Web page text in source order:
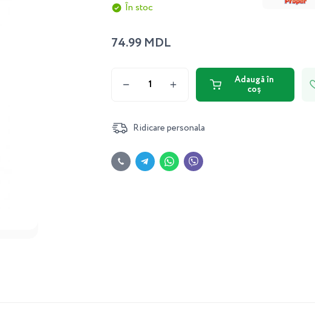
În stoc
74.99 MDL
Adaugă în
coș
Ridicare personala